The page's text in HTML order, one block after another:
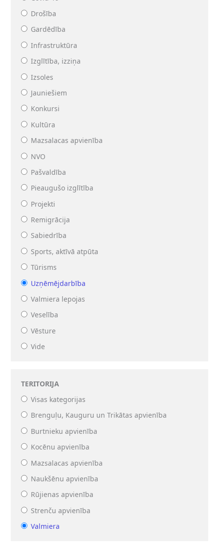
Drošība
Gardēdība
Infrastruktūra
Izglītība, izziņa
Izsoles
Jauniešiem
Konkursi
Kultūra
Mazsalacas apvienība
NVO
Pašvaldība
Pieaugušo izglītība
Projekti
Remigrācija
Sabiedrība
Sports, aktīvā atpūta
Tūrisms
Uzņēmējdarbība
Valmiera lepojas
Veselība
Vēsture
Vide
TERITORIJA
Visas kategorijas
Brenguļu, Kauguru un Trikātas apvienība
Burtnieku apvienība
Kocēnu apvienība
Mazsalacas apvienība
Naukšēnu apvienība
Rūjienas apvienība
Strenču apvienība
Valmiera